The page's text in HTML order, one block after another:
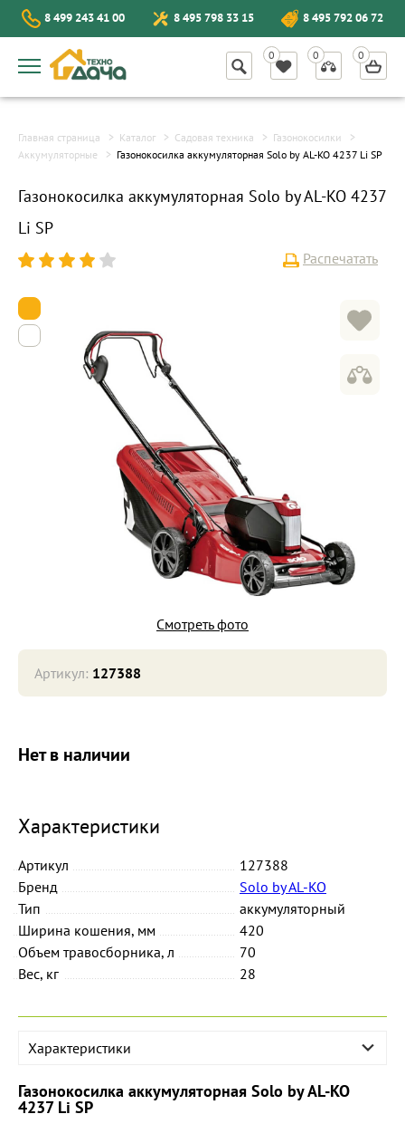
8 499 243 41 00 8 495 798 33 15 8 495 792 06 72
Главная страница Каталог Садовая техника
Газонокосилки
Аккумуляторные
Газонокосилка аккумуляторная Solo by AL-KO 4237 Li SP
Газонокосилка аккумуляторная Solo by AL-KO 4237
Li SP
Распечатать
Смотреть фото
Нет в наличии
Характеристики
Артикул
127388
Бренд
Solo by AL-KO
Тип
аккумуляторный
Ширина кошения, мм
420
Объем травосборника, л
70
Вес, кг
28
Артикул: 127388
Характеристики
Газонокосилка аккумуляторная Solo by AL-KO
4237 Li SP